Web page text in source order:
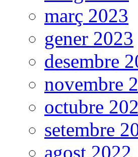
març 2023
gener 2023
desembre
novembre
octubre
setembre
agost 2022